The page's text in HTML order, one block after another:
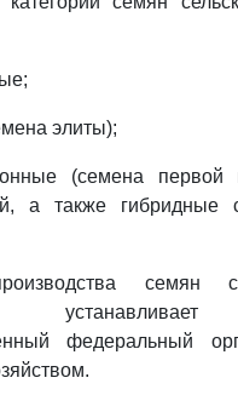
элиты);
(семена
а также гибридные
семян
устанавливает
федеральный